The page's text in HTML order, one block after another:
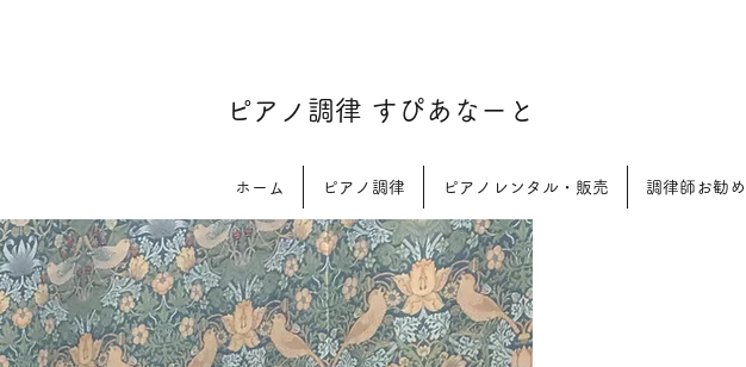
​ピアノ調律 すぴあなーと
ホーム ピアノ調律 ピアノレンタル・販売 調律師お勧